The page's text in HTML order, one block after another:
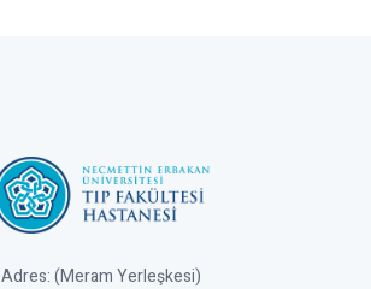
Adres: (Meram Yerleşkesi)